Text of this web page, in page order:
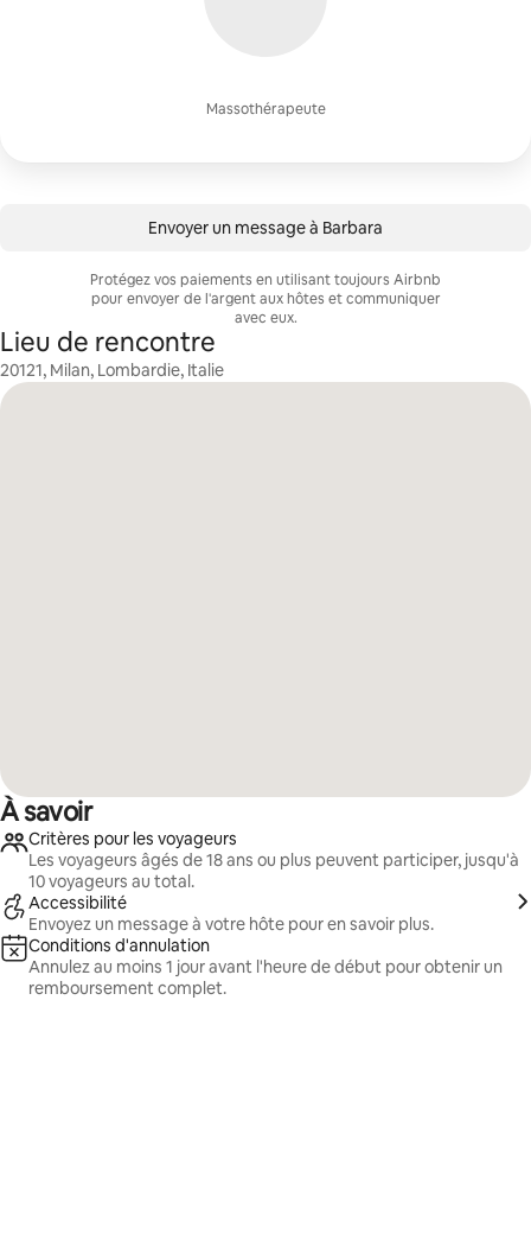
Massothérapeute
Envoyer un message à Barbara
Protégez vos paiements en utilisant toujours Airbnb
pour envoyer de l'argent aux hôtes et communiquer
avec eux.
Lieu de rencontre
20121, Milan, Lombardie, Italie
À savoir
Critères pour les voyageurs
Les voyageurs âgés de 18 ans ou plus peuvent participer, jusqu'à
10 voyageurs au total.
Accessibilité
Envoyez un message à votre hôte pour en savoir plus.
Conditions d'annulation
Annulez au moins 1 jour avant l'heure de début pour obtenir un
remboursement complet.